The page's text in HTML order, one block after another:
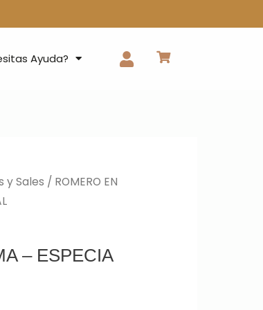
Ayuda?
y Sales / ROMERO EN
– ESPECIA